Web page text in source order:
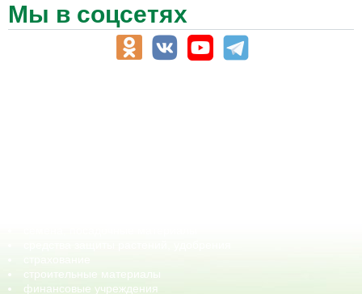
Мы в соцсетях
строительные материалы
финансовые учреждения